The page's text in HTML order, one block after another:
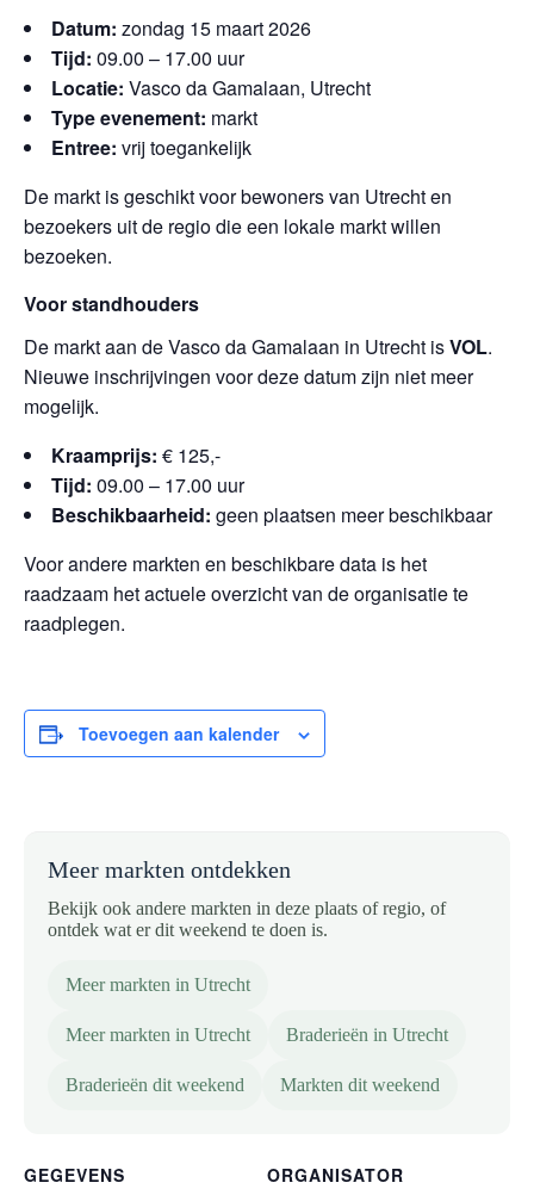
Datum: zondag 15 maart 2026
Tijd: 09.00 – 17.00 uur
Locatie: Vasco da Gamalaan, Utrecht
Type evenement: markt
Entree: vrij toegankelijk
De markt is geschikt voor bewoners van Utrecht en
bezoekers uit de regio die een lokale markt willen
bezoeken.
Voor standhouders
De markt aan de Vasco da Gamalaan in Utrecht isVOL.
Nieuwe inschrijvingen voor deze datum zijn niet meer
mogelijk.
Kraamprijs: € 125,-
Tijd: 09.00 – 17.00 uur
Beschikbaarheid: geen plaatsen meer beschikbaar
Voor andere markten en beschikbare data is het
raadzaam het actuele overzicht van de organisatie te
raadplegen.
Toevoegen aan kalender
Meer markten ontdekken
Bekijk ook andere markten in deze plaats of regio, of
ontdek wat er dit weekend te doen is.
Meer markten in Utrecht
Meer markten in Utrecht Braderieën in Utrecht
Braderieën dit weekend Markten dit weekend
GEGEVENS
ORGANISATOR